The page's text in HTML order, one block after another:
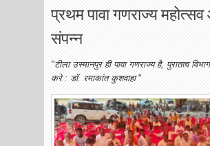
प्रथम पावा गणराज्य
संपन्न
"टीला उस्मानपुर ही पावा गणराज्य है, पुरातत्व
करे : डॉ. रमाकांत कुशवाहा"